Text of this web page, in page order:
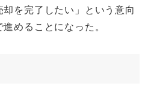
を完了したい」という意向
めることになった。